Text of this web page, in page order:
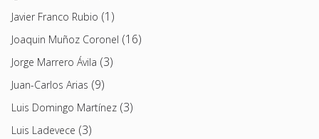
Javier Franco Rubio (1)
Joaquin Muñoz Coronel (16)
Jorge Marrero Ávila (3)
Juan-Carlos Arias (9)
Luis Domingo Martínez (3)
Luis Ladevece (3)